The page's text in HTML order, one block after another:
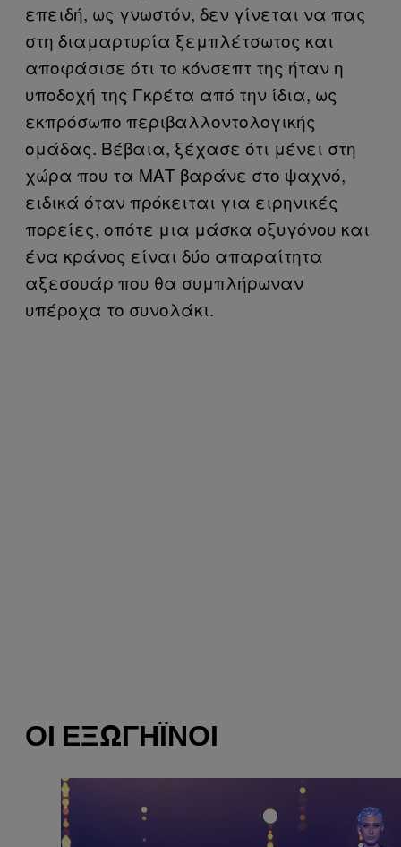
επειδή, ως γνωστόν, δεν γίνεται να πας
στη διαμαρτυρία ξεμπλέτσωτος και
αποφάσισε ότι το κόνσεπτ της ήταν η
υποδοχή της Γκρέτα από την ίδια, ως
εκπρόσωπο περιβαλλοντολογικής
ομάδας. Βέβαια, ξέχασε ότι μένει στη
χώρα που τα ΜΑΤ βαράνε στο ψαχνό,
ειδικά όταν πρόκειται για ειρηνικές
πορείες, οπότε μια μάσκα οξυγόνου και
ένα κράνος είναι δύο απαραίτητα
αξεσουάρ που θα συμπλήρωναν
υπέροχα το συνολάκι.
ΟΙ ΕΞΩΓΉΙΝΟΙ